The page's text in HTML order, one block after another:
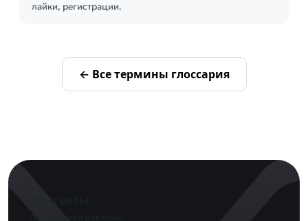
лайки, регистрации.
← Все термины глоссария